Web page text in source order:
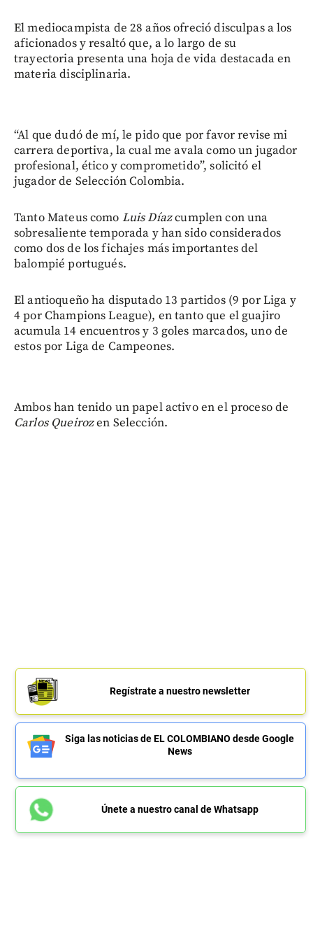
El mediocampista de 28 años ofreció disculpas a los
aficionados y resaltó que, a lo largo de su
trayectoria presenta una hoja de vida destacada en
materia disciplinaria.
“Al que dudó de mí, le pido que por favor revise mi
carrera deportiva, la cual me avala como un jugador
profesional, ético y comprometido”, solicitó el
jugador de Selección Colombia.
Tanto Mateus como Luis Díazcumplen con una
sobresaliente temporada y han sido considerados
como dos de los fichajes más importantes del
balompié portugués.
El antioqueño ha disputado 13 partidos (9 por Liga y
4 por Champions League), en tanto que el guajiro
acumula 14 encuentros y 3 goles marcados, uno de
estos por Liga de Campeones.
Ambos han tenido un papel activo en el proceso de
Carlos Queirozen Selección.
Regístrate a nuestro newsletter
Siga las noticias de EL COLOMBIANO desde Google
News
Únete a nuestro canal de Whatsapp